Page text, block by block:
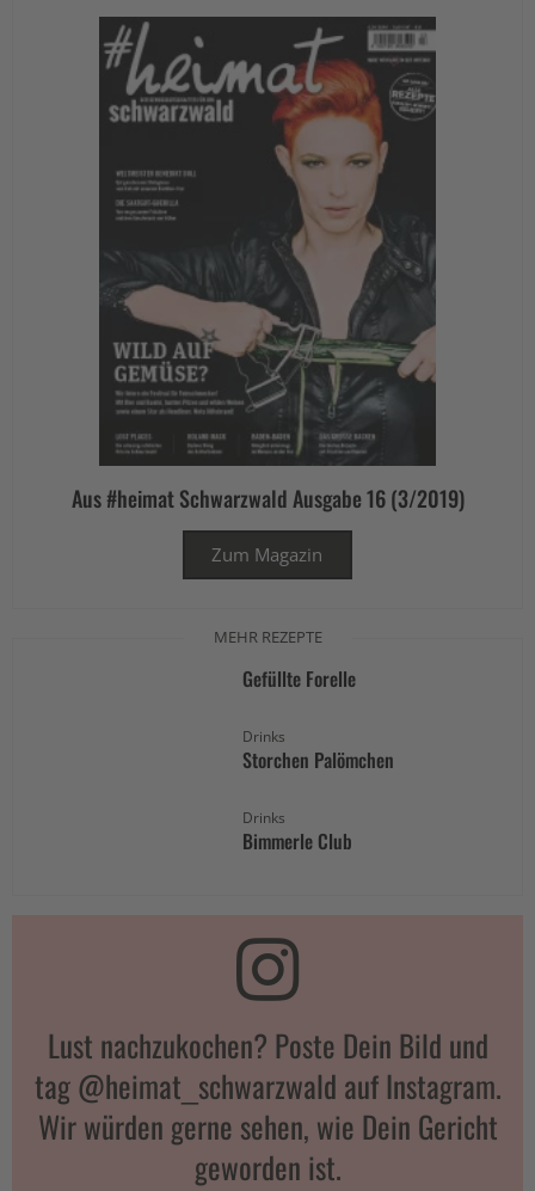
Aus #heimat Schwarzwald Ausgabe 16 (3/2019)
Zum Magazin
MEHR REZEPTE
Gefüllte Forelle
Drinks
Storchen Palömchen
Drinks
Bimmerle Club
Lust nachzukochen? Poste Dein Bild und
tag @heimat_schwarzwald auf Instagram.
Wir würden gerne sehen, wie Dein Gericht
geworden ist.